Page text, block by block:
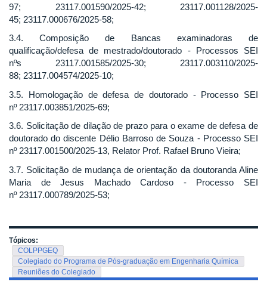
97; 23117.001590/2025-42; 23117.001128/2025-
45; 23117.000676/2025-58;
3.4. Composição de Bancas examinadoras de
qualificação/defesa de mestrado/doutorado - Processos SEI
nºs 23117.001585/2025-30; 23117.003110/2025-
88; 23117.004574/2025-10;
3.5. Homologação de defesa de doutorado - Processo SEI
nº 23117.003851/2025-69;
3.6. Solicitação de dilação de prazo para o exame de defesa de
doutorado do discente Délio Barroso de Souza - Processo SEI
nº 23117.001500/2025-13, Relator Prof. Rafael Bruno Vieira;
3.7. Solicitação de mudança de orientação da doutoranda Aline
Maria de Jesus Machado Cardoso - Processo SEI
nº 23117.000789/2025-53;
Tópicos:
COLPPGEQ
Colegiado do Programa de Pós-graduação em Engenharia Química
Reuniões do Colegiado